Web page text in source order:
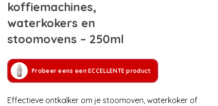
koffiemachines,
waterkokers en
stoomovens – 250ml
Probeer eens een ECCELLENTE product
Effectieve ontkalker om je stoomoven, waterkoker of